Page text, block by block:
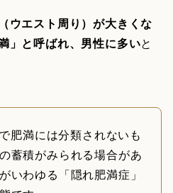
ウエスト周り）が大きくな
」と呼ばれ、男性に多いと
肥満には分類されないも
蓄積がみられる場合があ
いわゆる「隠れ肥満症」